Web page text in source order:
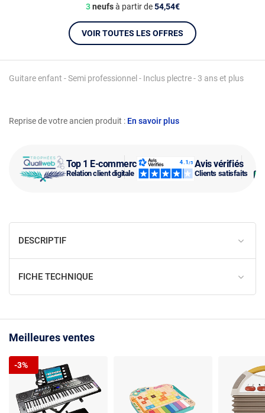
Top 1 E-commerce
Relation client digitale
Avis vérifiés
Clients satisfaits
Reprise de votre ancien produit : En savoir plus
Guitare enfant - Semi professionnel - Inclus plectre - 3 ans et plus
3neufsà partir de54,54€
VOIR TOUTES LES OFFRES
DESCRIPTIF
FICHE TECHNIQUE
Meilleures ventes
-3%